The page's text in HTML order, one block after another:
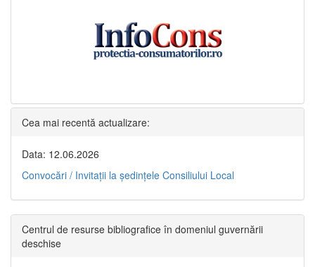
Cea mai recentă actualizare:
Data: 12.06.2026
Convocări / Invitaţii la şedinţele Consiliului Local
Centrul de resurse bibliografice în domeniul guvernării
deschise